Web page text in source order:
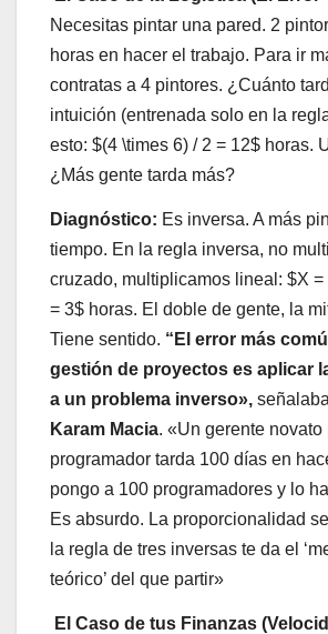
Necesitas pintar una pared. 2
horas en hacer el trabajo. Para ir
contratas a 4 pintores. ¿Cuánto
intuición (entrenada solo en la
esto: $(4 \times 6) / 2 = 12$ horas.
¿Más gente tarda más?
Diagnóstico: Es inversa. A más
tiempo. En la regla inversa, no
cruzado, multiplicamos lineal: $X =
= 3$ horas. El doble de gente, la
Tiene sentido. “El error más
gestión de proyectos es aplicar
a un problema inverso», señalaba
Karam Macia. «Un gerente novato
programador tarda 100 días en
pongo a 100 programadores y lo
Es absurdo. La proporcionalidad
la regla de tres inversas te da el
teórico’ del que partir»
El Caso de tus Finanzas